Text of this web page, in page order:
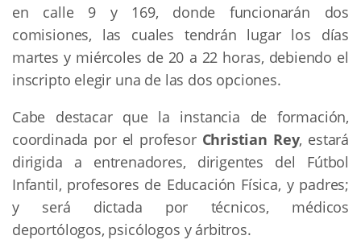
en calle 9 y 169, donde funcionarán dos
comisiones, las cuales tendrán lugar los días
martes y miércoles de 20 a 22 horas, debiendo el
inscripto elegir una de las dos opciones.
Cabe destacar que la instancia de formación,
coordinada por el profesor Christian Rey, estará
dirigida a entrenadores, dirigentes del Fútbol
Infantil, profesores de Educación Física, y padres;
y será dictada por técnicos, médicos
deportólogos, psicólogos y árbitros.